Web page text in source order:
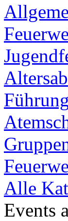
Führung
Alle
Events